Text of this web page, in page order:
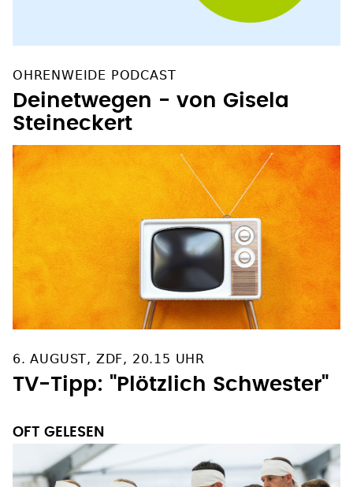
OHRENWEIDE PODCAST
Deinetwegen - von Gisela
Steineckert
6. AUGUST, ZDF, 20.15 UHR
TV-Tipp: "Plötzlich Schwester"
OFT GELESEN